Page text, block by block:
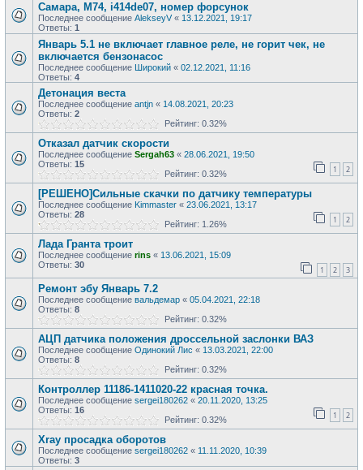
Самара, М74, i414de07, номер форсунок
Последнее сообщение AlekseyV« 13.12.2021, 19:17
Ответы: 1
Январь 5.1 не включает главное реле, не горит чек, не
включается бензонасос
Последнее сообщение Широкий « 02.12.2021, 11:16
Ответы: 4
Детонация веста
Последнее сообщение antjn « 14.08.2021, 20:23
Ответы: 2
Рейтинг: 0.32%
Отказал датчик скорости
Последнее сообщение Sergah63 « 28.06.2021, 19:50
Ответы: 15 1 2
Рейтинг: 0.32%
[РЕШЕНО]Сильные скачки по датчику температуры
Последнее сообщение Kimmaster « 23.06.2021, 13:17
Ответы: 28 1 2
Рейтинг: 1.26%
Лада Гранта троит
Последнее сообщение rins « 13.06.2021, 15:09
Ответы: 30 1 2 3
Ремонт эбу Январь 7.2
Последнее сообщение вальдемар « 05.04.2021, 22:18
Ответы: 8
Рейтинг: 0.32%
АЦП датчика положения дроссельной заслонки ВАЗ
Последнее сообщение Одинокий Лис « 13.03.2021, 22:00
Ответы: 8
Рейтинг: 0.32%
Контроллер 11186-1411020-22 красная точка.
Последнее сообщение sergei180262 « 20.11.2020, 13:25
Ответы: 16 1 2
Рейтинг: 0.32%
Xray просадка оборотов
Последнее сообщение sergei180262 « 11.11.2020, 10:39
Ответы: 3